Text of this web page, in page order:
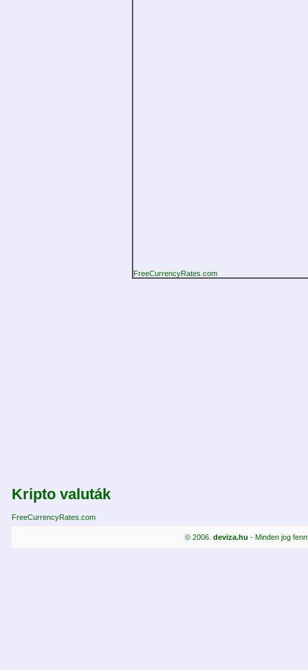
Kripto valuták
FreeCurrencyRates.com
FreeCurrencyRates.com
© 2006. deviza.hu - Minden jog